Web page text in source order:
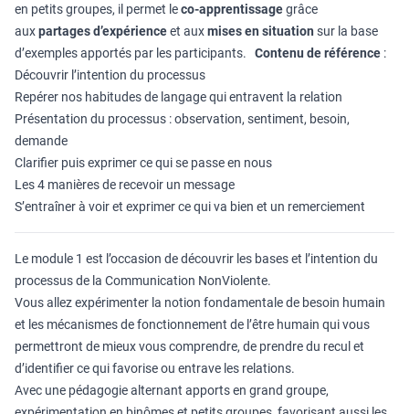
en petits groupes, il permet leco-apprentissagegrâce
auxpartages d’expérienceet auxmises en situation sur la base
d’exemples apportés par les participants. Contenu de référence :
Découvrir l’intention du processus
Repérer nos habitudes de langage qui entravent la relation
Présentation du processus : observation, sentiment, besoin,
demande
Clarifier puis exprimer ce qui se passe en nous
Les 4 manières de recevoir un message
S’entraîner à voir et exprimer ce qui va bien et un remerciement
Le module 1 est l’occasion de découvrir les bases et l’intention du
processus de la Communication NonViolente.
Vous allez expérimenter la notion fondamentale de besoin humain
et les mécanismes de fonctionnement de l’être humain qui vous
permettront de mieux vous comprendre, de prendre du recul et
d’identifier ce qui favorise ou entrave les relations.
Avec une pédagogie alternant apports en grand groupe,